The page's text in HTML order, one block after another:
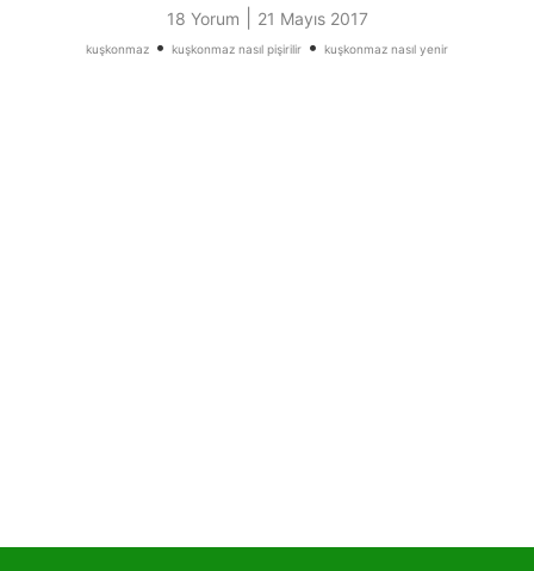
18 Yorum 21 Mayıs 2017
kuşkonmaz • kuşkonmaz nasıl pişirilir • kuşkonmaz nasıl yenir